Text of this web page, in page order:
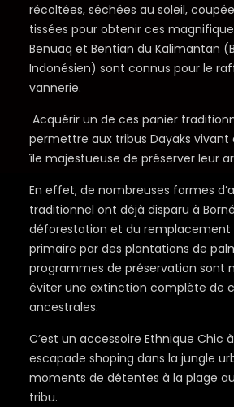
récoltées, séchées au soleil,
tissées pour obtenir ces
Benuaq et Bentian du Kalimantan
Indonésien) sont connus pour le
vannerie.
Acquérir un de ces panier
permettre aux tribus Dayaks
île majestueuse de préserver leur
En effet, de nombreuses formes
traditionnel ont déjà disparu à
déforestation et du remplacement
primaire par des plantations de
programmes de préservation sont
éviter une extinction complète de
ancestrales.
C’est un accessoire Ethnique Chic
escapade shoping dans la jungle
moments de détentes à la plage
tribu.